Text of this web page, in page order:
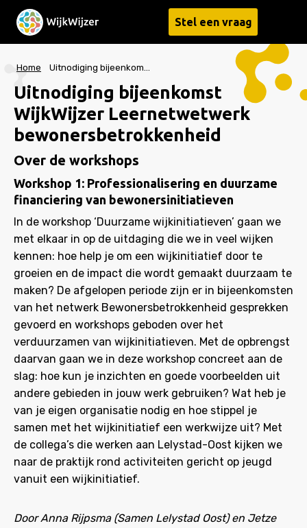
Stel een vraag
Home Uitnodiging bijeenkomst WijkWijzer Leernetwetwerk bewonersbetrokkenheid
Uitnodiging bijeenkomst
WijkWijzer Leernetwetwerk
bewonersbetrokkenheid
Over de workshops
Workshop 1: Professionalisering en duurzame
financiering van bewonersinitiatieven
In de workshop ‘Duurzame wijkinitiatieven’ gaan we
met elkaar in op de uitdaging die we in veel wijken
kennen: hoe help je om een wijkinitiatief door te
groeien en de impact die wordt gemaakt duurzaam te
maken? De afgelopen periode zijn er in bijeenkomsten
van het netwerk Bewonersbetrokkenheid gesprekken
gevoerd en workshops geboden over het
verduurzamen van wijkinitiatieven. Met de opbrengst
daarvan gaan we in deze workshop concreet aan de
slag: hoe kun je inzichten en goede voorbeelden uit
andere gebieden in jouw werk gebruiken? Wat heb je
van je eigen organisatie nodig en hoe stippel je
samen met het wijkinitiatief een werkwijze uit? Met
de collega’s die werken aan Lelystad-Oost kijken we
naar de praktijk rond activiteiten gericht op jeugd
vanuit een wijkinitiatief.
Door Anna Rijpsma (Samen Lelystad Oost) en Jetze